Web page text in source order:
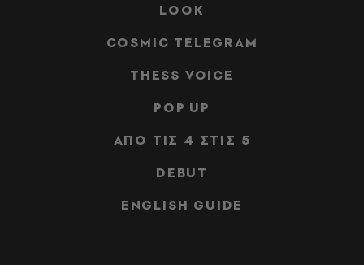
LOOK
COSMIC TELEGRAM
THESS VOICE
POP UP
ΑΠΟ ΤΙΣ 4 ΣΤΙΣ 5
DEBUT
ENGLISH GUIDE